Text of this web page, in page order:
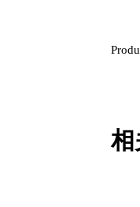
相